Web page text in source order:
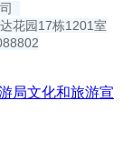
花园17栋1201室
局文化和旅游宣